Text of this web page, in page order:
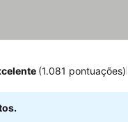
(1.081 pontuações)